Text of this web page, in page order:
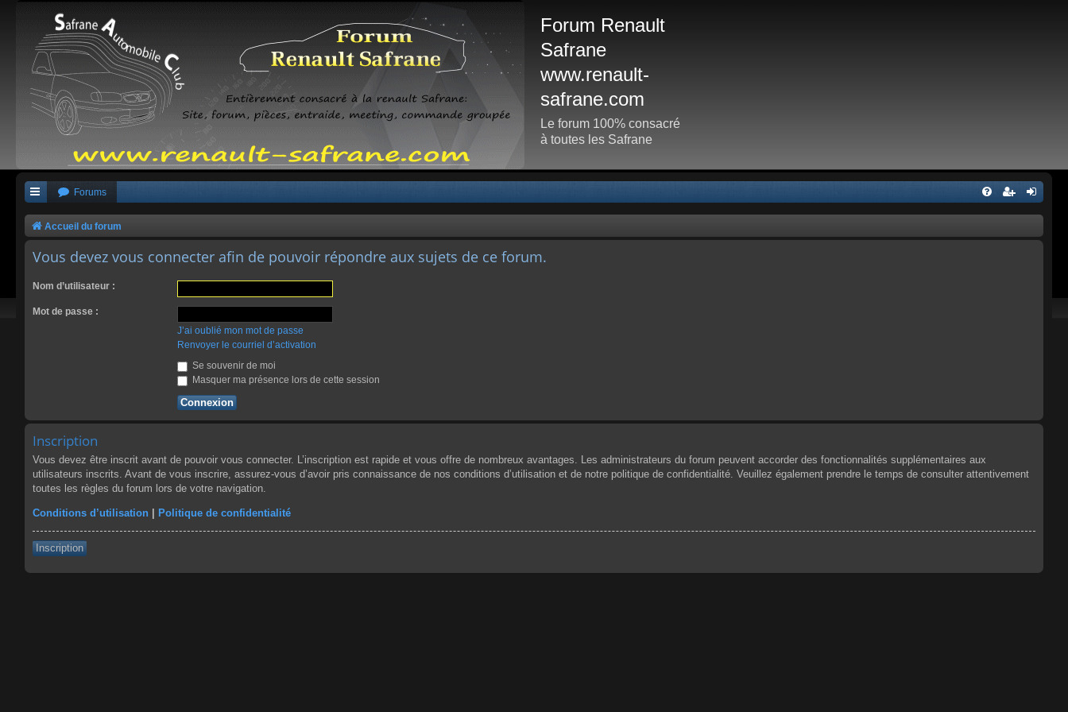
Forum Renault
Safrane
www.renault-
safrane.com
Le forum 100% consacré
à toutes les Safrane
Forums
Accueil du forum
Vous devez vous connecter afin de pouvoir répondre aux sujets de ce forum.
Nom d’utilisateur :
Mot de passe :
J’ai oublié mon mot de passe
Renvoyer le courriel d’activation
Se souvenir de moi
Masquer ma présence lors de cette session
Inscription
Vous devez être inscrit avant de pouvoir vous connecter. L’inscription est rapide et vous offre de nombreux avantages. Les administrateurs du forum peuvent accorder des fonctionnalités supplémentaires aux
utilisateurs inscrits. Avant de vous inscrire, assurez-vous d’avoir pris connaissance de nos conditions d’utilisation et de notre politique de confidentialité. Veuillez également prendre le temps de consulter attentivement
toutes les règles du forum lors de votre navigation.
Conditions d’utilisation Politique de confidentialité
Inscription